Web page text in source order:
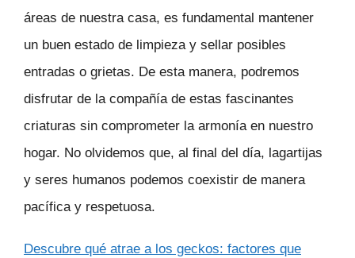
áreas de nuestra casa, es fundamental mantener
un buen estado de limpieza y sellar posibles
entradas o grietas. De esta manera, podremos
disfrutar de la compañía de estas fascinantes
criaturas sin comprometer la armonía en nuestro
hogar. No olvidemos que, al final del día, lagartijas
y seres humanos podemos coexistir de manera
pacífica y respetuosa.
Descubre qué atrae a los geckos: factores que